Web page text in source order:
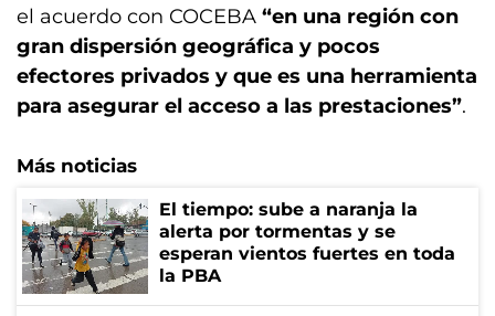
el acuerdo con COCEBA “en una región con
gran dispersión geográfica y pocos
efectores privados y que es una herramienta
para asegurar el acceso a las prestaciones”.
Más noticias
El tiempo: sube a naranja la
alerta por tormentas y se
esperan vientos fuertes en toda
la PBA